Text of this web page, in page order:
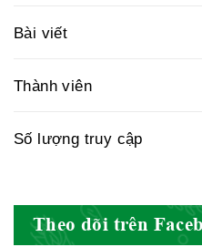
Hiệp hội
Hội Đông Y
Bài viết
Thành viên
Số lượng truy cập
Theo dõi trên